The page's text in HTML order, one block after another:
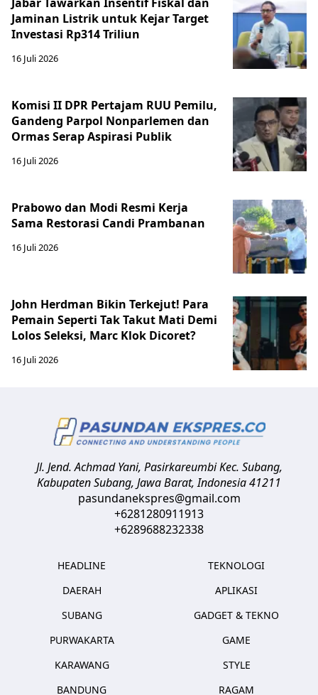
Jaminan Listrik untuk Kejar Target
Investasi Rp314 Triliun
16 Juli 2026
Komisi II DPR Pertajam RUU Pemilu,
Gandeng Parpol Nonparlemen dan
Ormas Serap Aspirasi Publik
16 Juli 2026
Prabowo dan Modi Resmi Kerja
Sama Restorasi Candi Prambanan
16 Juli 2026
John Herdman Bikin Terkejut! Para
Pemain Seperti Tak Takut Mati Demi
Lolos Seleksi, Marc Klok Dicoret?
16 Juli 2026
Jl. Jend. Achmad Yani, Pasirkareumbi Kec. Subang,
Kabupaten Subang, Jawa Barat,Indonesia41211
pasundanekspres@gmail.com
+6281280911913
+6289688232338
HEADLINE
DAERAH
SUBANG
PURWAKARTA
KARAWANG
BANDUNG
TEKNOLOGI
APLIKASI
GADGET & TEKNO
GAME
STYLE
RAGAM